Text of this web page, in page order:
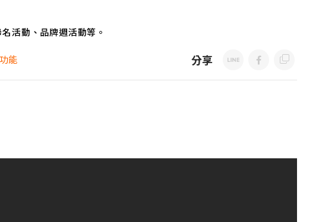
活動、品牌週活動等。
能 分享